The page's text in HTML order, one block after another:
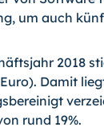
um auch
2018
Damit
rund 19%.